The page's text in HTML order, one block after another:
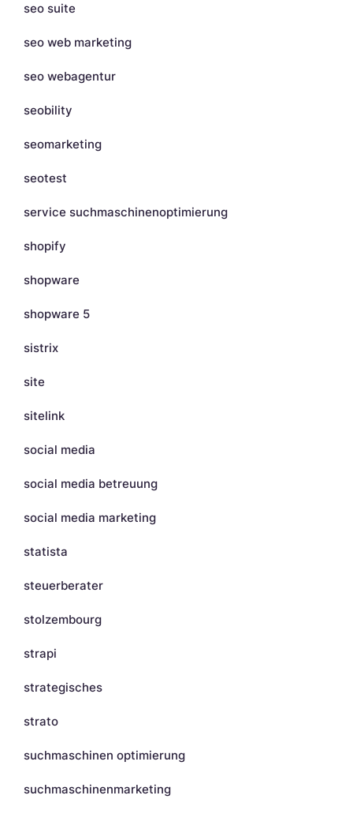
seo suite
seo web marketing
seo webagentur
seobility
seomarketing
seotest
service suchmaschinenoptimierung
shopify
shopware
shopware 5
sistrix
site
sitelink
social media
social media betreuung
social media marketing
statista
steuerberater
stolzembourg
strapi
strategisches
strato
suchmaschinen optimierung
suchmaschinenmarketing